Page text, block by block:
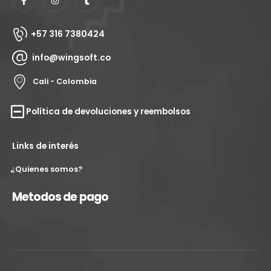
+57 316 7380424
info@wingsoft.co
Cali - Colombia
Política de devoluciones y reembolsos
Links de interés
¿Quienes somos?
Metodos de pago